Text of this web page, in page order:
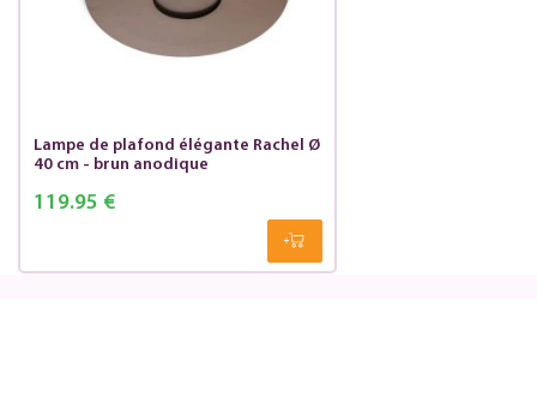
Lampe de plafond élégante Rachel Ø
40 cm - brun anodique
119.95 €